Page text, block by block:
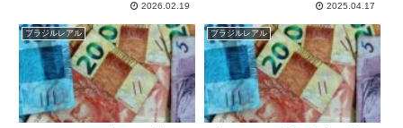
しています。9月からレアル/円に
加え、米ドル/レアルも保有して
います。ブラジルの政策金利は
15%でレアル運用でもそこそこ...
2026.02.19
銀は、利下げサイクルを終了し9
月から政策金利を引き上げてい
て、3月の利上げで14.25%となっ
ています。4月11日発表の...
2025.04.17
ブラジルレアル ブラジルレアル